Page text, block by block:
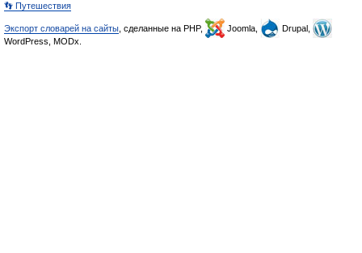
👣 Путешествия
Экспорт словарей на сайты , сделанные на PHP, Joomla,
Drupal,
WordPress, MODx.